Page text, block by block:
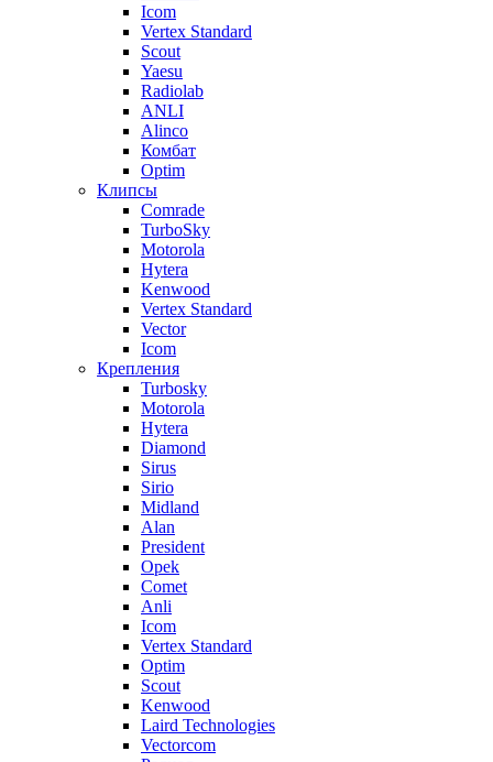
Icom
Vertex Standard
Scout
Yaesu
Radiolab
ANLI
Alinco
Комбат
Optim
Клипсы
Comrade
TurboSky
Motorola
Hytera
Kenwood
Vertex Standard
Vector
Icom
Крепления
Turbosky
Motorola
Hytera
Diamond
Sirus
Sirio
Midland
Alan
President
Opek
Comet
Anli
Icom
Vertex Standard
Optim
Scout
Kenwood
Laird Technologies
Vectorcom